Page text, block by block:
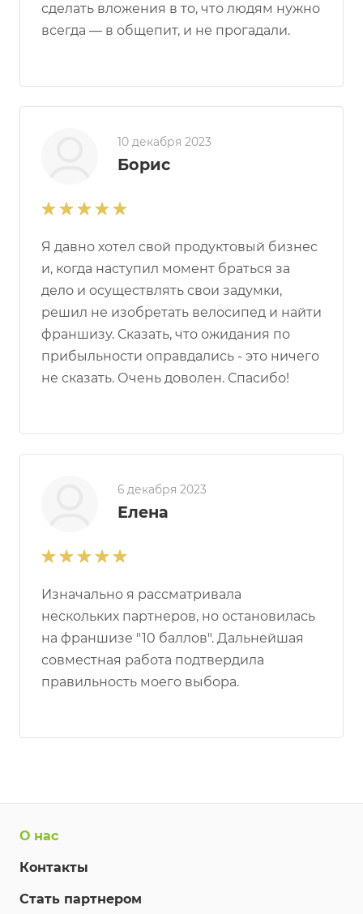
сделать вложения в то, что людям нужно
всегда — в общепит, и не прогадали.
10 декабря 2023
Борис
Я давно хотел свой продуктовый бизнес
и, когда наступил момент браться за
дело и осуществлять свои задумки,
решил не изобретать велосипед и найти
франшизу. Сказать, что ожидания по
прибыльности оправдались - это ничего
не сказать. Очень доволен. Спасибо!
6 декабря 2023
Елена
Изначально я рассматривала
нескольких партнеров, но остановилась
на франшизе "10 баллов". Дальнейшая
совместная работа подтвердила
правильность моего выбора.
О нас
Контакты
Стать партнером